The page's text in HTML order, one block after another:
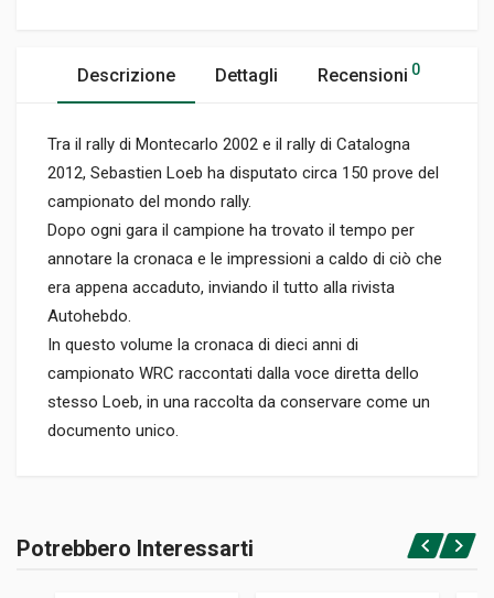
Descrizione Dettagli Recensioni 0
Tra il rally di Montecarlo 2002 e il rally di Catalogna
2012, Sebastien Loeb ha disputato circa 150 prove del
campionato del mondo rally.
Dopo ogni gara il campione ha trovato il tempo per
annotare la cronaca e le impressioni a caldo di ciò che
era appena accaduto, inviando il tutto alla rivista
Autohebdo.
In questo volume la cronaca di dieci anni di
campionato WRC raccontati dalla voce diretta dello
stesso Loeb, in una raccolta da conservare come un
documento unico.
Rilegato
Accedi o registrati
Potrebbero Interessarti